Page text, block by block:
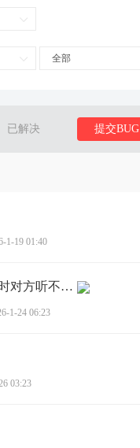
全部
已解决 提交BUG
1-19 01:40
[BUG]微信语音视频通话同时刷视频时对方听不到声音
1-24 06:23
03:23